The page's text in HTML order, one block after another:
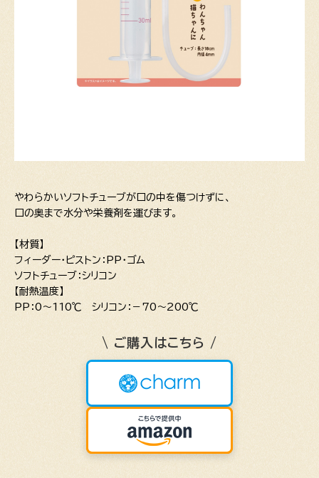
やわらかいソフトチューブが口の中を傷つけずに、
口の奥まで水分や栄養剤を運びます。
【材質】
フィーダー・ピストン：PP・ゴム
ソフトチューブ：シリコン
【耐熱温度】
PP：0～110℃ シリコン：－70～200℃
\ ご購入はこちら /